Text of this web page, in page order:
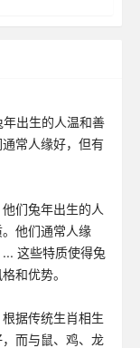
出生的人温和善
常人缘好，但有
们兔年出生的人
他们通常人缘
这些特质使得兔
和优势。
据传统生肖相生
而与鼠、鸡、龙